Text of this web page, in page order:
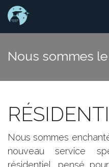
Se rendre au contenu
Nous sommes
Nous sommes
nouveau service
résidentiel, pensé